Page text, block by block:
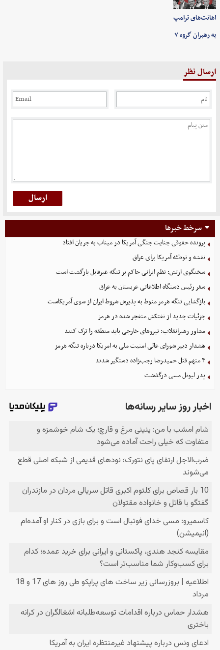
اهانت‌های ترامپ
به رهبران گروه ۷
ارسال نظر
سرخط خبرها
پرونده حقوقی جنایت جنگی آمریکا در میناب به جریان افتاد
نقشه و توطئه آمریکا برای عراق
سخنگوی ارتش: نظم ایرانی حاکم بر تنگه غیرقابل بازگشت است
سفر رئیس دستگاه اطلاعاتی عربستان به عراق
بازگشایی تنگه هرمز منوط به پذیرش شروط ایران از سوی آمریکاست
جزئیات جدید از نفتکش منفجر شده در هرمز
مشاور رهبرانقلاب: نیروهای خارجی باید منطقه را ترک کنند
هشدار دبیر شورای عالی امنیت ملی به امریکا درباره تنگه هرمز
۴ متهم قتل حمیدرضا رجب‌زاده دستگیر شدند
پدر لیونل مسی درگذشت